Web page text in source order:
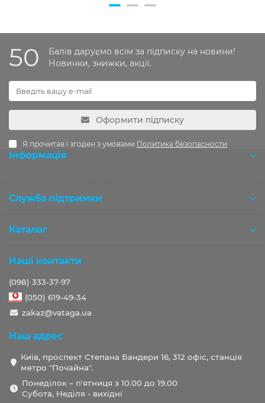
50
Балів даруємо всім за підписку на новини!
Новинки, знижки, акції.
Оформити підписку
Я прочитав і згоден з умовами Политика безопасности
Інформація
Служба підтримки
Каталог
Наші контакти
(098) 333-37-97
(050) 619-49-34
zakaz@vataga.ua
Наш адрес
Київ, проспект Степана Бандери 16, 312 офіс, станція
метро "Почайна".
Понеділок – п'ятниця з 10.00 до 19.00
Субота, Неділя - вихідні